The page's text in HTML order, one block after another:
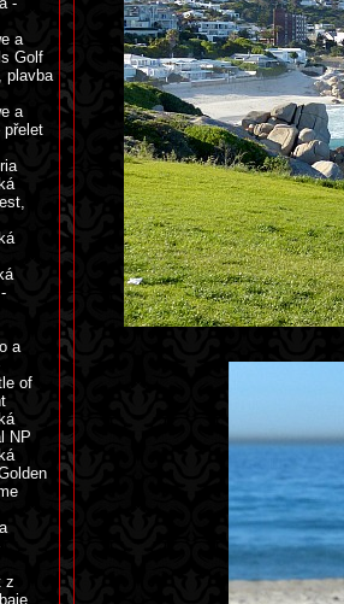
a
Golf
plavba
a
přelet
a
of
NP
z